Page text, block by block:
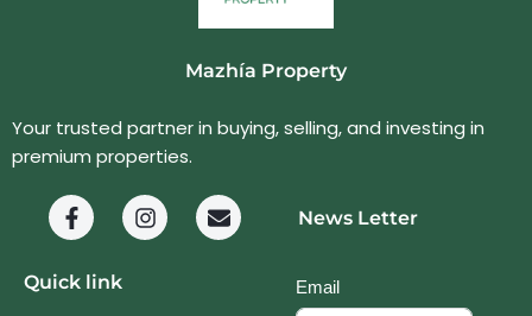
Mazhía Property
Your trusted partner in buying, selling, and investing in
premium properties.
Quick link
News Letter
Email